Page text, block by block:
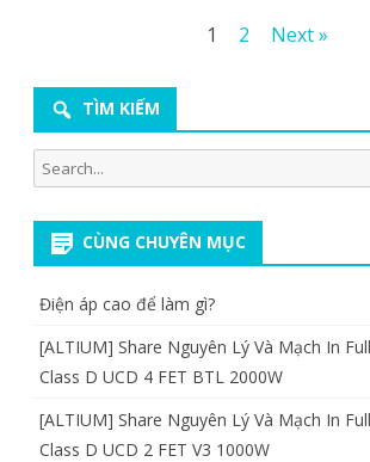
1 2 Next »
TÌM KIẾM
Search
for:
CÙNG CHUYÊN MỤC
Điện áp cao để làm gì?
[ALTIUM] Share Nguyên Lý Và Mạch In
Class D UCD 4 FET BTL 2000W
[ALTIUM] Share Nguyên Lý Và Mạch In
Class D UCD 2 FET V3 1000W